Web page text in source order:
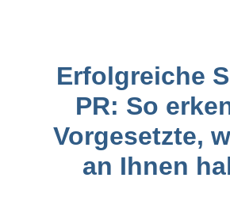
Erfolgreiche
PR: So
Vorgesetzte,
an Ihnen